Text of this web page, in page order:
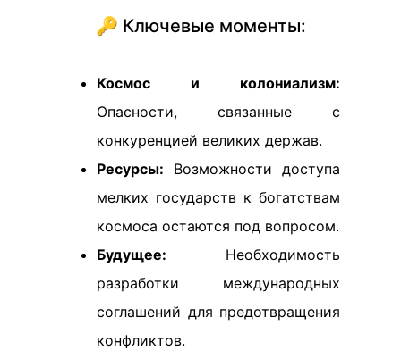
🔑 Ключевые моменты:
Космос и колониализм:
Опасности, связанные с
конкуренцией великих держав.
Ресурсы: Возможности доступа
мелких государств к богатствам
космоса остаются под вопросом.
Будущее: Необходимость
разработки международных
соглашений для предотвращения
конфликтов.